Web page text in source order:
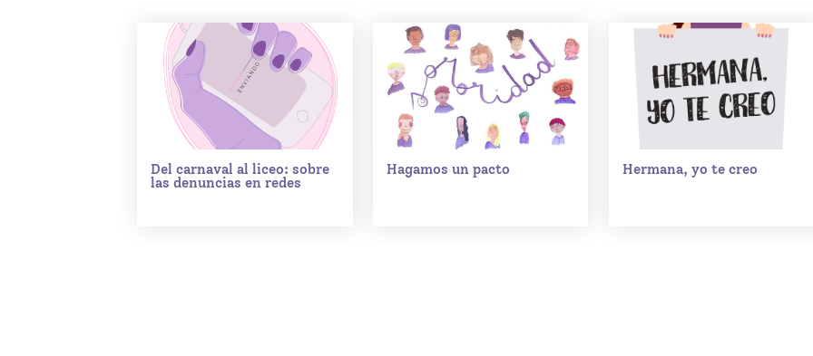
Del carnaval al liceo: sobre
las denuncias en redes
Hagamos un pacto Hermana, yo te creo